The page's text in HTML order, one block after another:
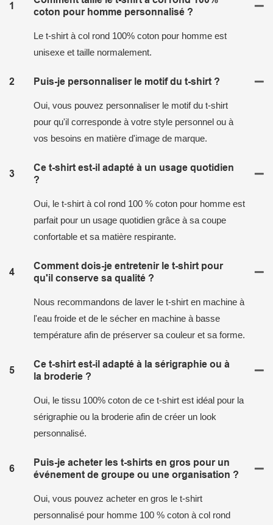
1
coton pour homme personnalisé ?
Le t-shirt à col rond 100% coton pour homme est
unisexe et taille normalement.
2 Puis-je personnaliser le motif du t-shirt ?
Oui, vous pouvez personnaliser le motif du t-shirt
pour qu'il corresponde à votre style personnel ou à
vos besoins en matière d'image de marque.
3
Ce t-shirt est-il adapté à un usage quotidien
?
Oui, le t-shirt à col rond 100 % coton pour homme est
parfait pour un usage quotidien grâce à sa coupe
confortable et sa matière respirante.
4
Comment dois-je entretenir le t-shirt pour
qu'il conserve sa qualité ?
Nous recommandons de laver le t-shirt en machine à
l'eau froide et de le sécher en machine à basse
température afin de préserver sa couleur et sa forme.
5
Ce t-shirt est-il adapté à la sérigraphie ou à
la broderie ?
Oui, le tissu 100% coton de ce t-shirt est idéal pour la
sérigraphie ou la broderie afin de créer un look
personnalisé.
6
Puis-je acheter les t-shirts en gros pour un
événement de groupe ou une organisation ?
Oui, vous pouvez acheter en gros le t-shirt
personnalisé pour homme 100 % coton à col rond